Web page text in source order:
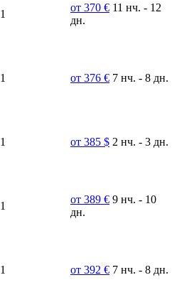
1
от 370 € 11 нч. - 12
дн.
1 от 376 € 7 нч. - 8 дн.
1 от 385 $ 2 нч. - 3 дн.
1
от 389 € 9 нч. - 10
дн.
1 от 392 € 7 нч. - 8 дн.